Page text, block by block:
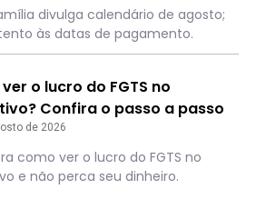
divulga calendário de agosto;
às datas de pagamento.
o lucro do FGTS no
Confira o passo a passo
de 2026
como ver o lucro do FGTS no
e não perca seu dinheiro.